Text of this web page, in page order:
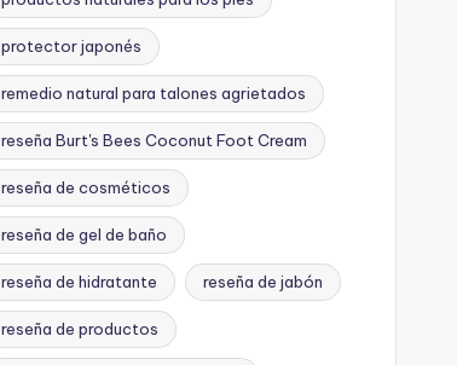
protector japonés
remedio natural para talones agrietados
reseña Burt's Bees Coconut Foot Cream
reseña de cosméticos
reseña de gel de baño
reseña de hidratante reseña de jabón
reseña de productos